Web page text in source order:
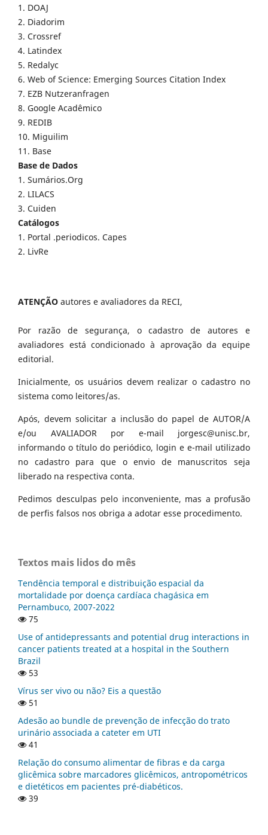
1. DOAJ
2. Diadorim
3. Crossref
4. Latindex
5. Redalyc
6. Web of Science: Emerging Sources Citation Index
7. EZB Nutzeranfragen
8. Google Acadêmico
9. REDIB
10. Miguilim
11. Base
Base de Dados
1. Sumários.Org
2. LILACS
3. Cuiden
Catálogos
1. Portal .periodicos. Capes
2. LivRe
ATENÇÃO autores e avaliadores da RECI,
Por razão de segurança, o cadastro de autores e
avaliadores está condicionado à aprovação da equipe
editorial.
Inicialmente, os usuários devem realizar o cadastro no
sistema como leitores/as.
Após, devem solicitar a inclusão do papel de AUTOR/A
e/ou AVALIADOR por e-mail jorgesc@unisc.br,
informando o título do periódico, login e e-mail utilizado
no cadastro para que o envio de manuscritos seja
liberado na respectiva conta.
Pedimos desculpas pelo inconveniente, mas a profusão
de perfis falsos nos obriga a adotar esse procedimento.
Textos mais lidos do mês
Tendência temporal e distribuição espacial da
mortalidade por doença cardíaca chagásica em
Pernambuco, 2007-2022
75
Use of antidepressants and potential drug interactions in
cancer patients treated at a hospital in the Southern
Brazil
53
Vírus ser vivo ou não? Eis a questão
51
Adesão ao bundle de prevenção de infecção do trato
urinário associada a cateter em UTI
41
Relação do consumo alimentar de fibras e da carga
glicêmica sobre marcadores glicêmicos, antropométricos
e dietéticos em pacientes pré-diabéticos.
39